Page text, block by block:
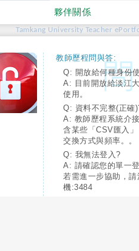
夥伴關係
Tamkang University Teacher
教師歷程問與答:
Q: 開放給何種身份
A: 目前開放給淡江
使用。
Q: 資料不完整(正確
A: 教師歷程系統介
含某些「CSV匯入
交換方式與頻率。。
Q: 我無法登入?
A: 請確認您的單一
若需進一步協助，
機:3484